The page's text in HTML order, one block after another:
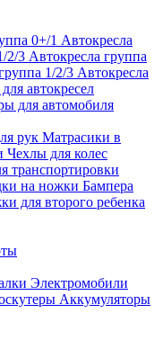
0+/1 Автокресла
2/3 Автокресла группа
1/2/3 Автокресла
автокресел
для автомобиля
рук Матрасики в
Чехлы для колес
транспортировки
на ножки Бампера
для второго ребенка
Электромобили
Аккумуляторы